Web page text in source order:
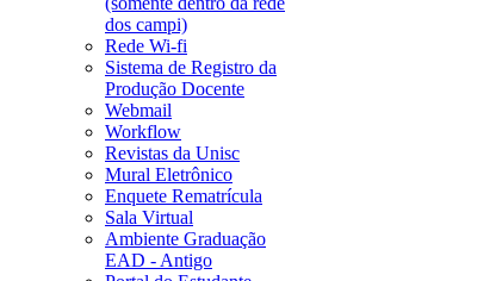
dos campi)
Rede Wi-fi
Sistema de Registro da
Produção Docente
Webmail
Workflow
Revistas da Unisc
Mural Eletrônico
Enquete Rematrícula
Sala Virtual
Ambiente Graduação
EAD - Antigo